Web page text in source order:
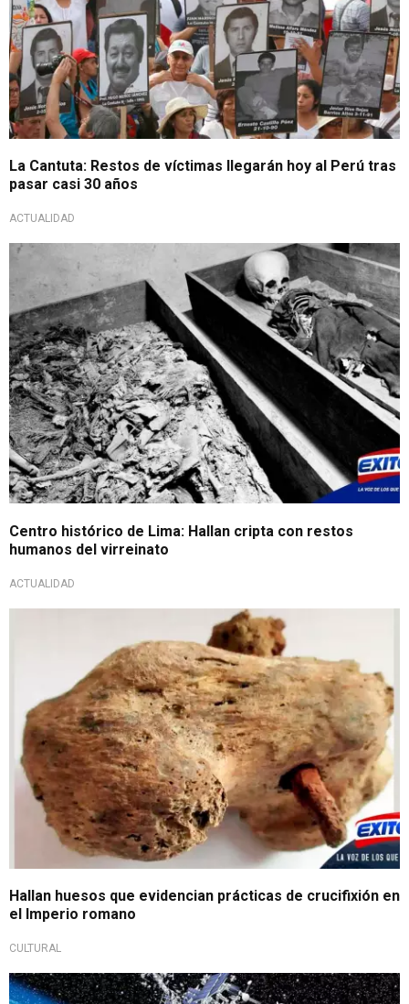
La Cantuta: Restos de víctimas llegarán hoy al Perú tras
pasar casi 30 años
ACTUALIDAD
Centro histórico de Lima: Hallan cripta con restos
humanos del virreinato
ACTUALIDAD
Hallan huesos que evidencian prácticas de crucifixión en
el Imperio romano
CULTURAL